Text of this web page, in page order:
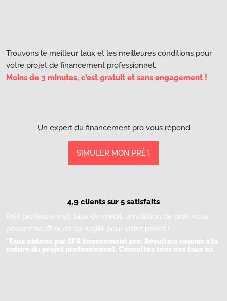
Trouvons le meilleur taux et les meilleures conditions pour
votre projet de financement professionnel.
Moins de 3 minutes, c’est gratuit et sans engagement !
Un expert du financement pro vous répond
SIMULER MON PRÊT
4,9 clients sur 5 satisfaits
Prêt professionnel, taux de crédit, simulation de prêt, vous
pouvez souffler, on va rugiiiir pour votre projet !
*Taux obtenu par AFR financement pro. Résultats soumis à la
nature du projet professionnel. Consultez tous nos taux ici.